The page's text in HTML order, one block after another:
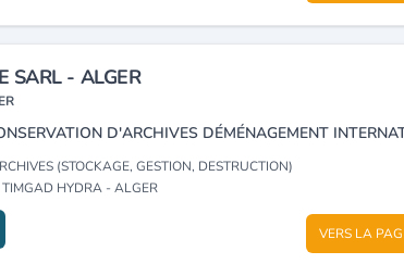
SARL - ALGER
(STOCKAGE, GESTION, DESTRUCTION)
TIMGAD HYDRA - ALGER
VERS LA